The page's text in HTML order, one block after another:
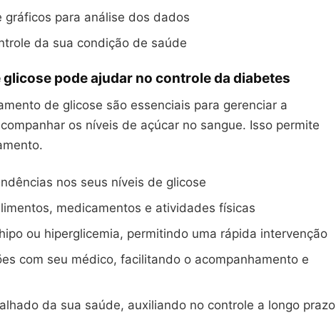
gráficos para análise dos dados
da sua condição de saúde
pode ajudar no controle da diabetes
de glicose são essenciais para gerenciar a
os níveis de açúcar no sangue. Isso permite
nos seus níveis de glicose
medicamentos e atividades físicas
ou hiperglicemia, permitindo uma rápida intervenção
com seu médico, facilitando o acompanhamento e
da sua saúde, auxiliando no controle a longo prazo